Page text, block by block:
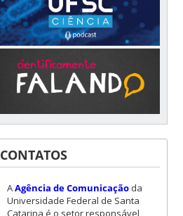
CONTATOS
AAgência de Comunicaçãoda
Universidade Federal de Santa
Catarina é o setor responsável